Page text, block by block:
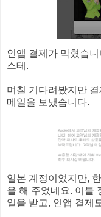
인앱 결제가 막혔습
스테.
며칠 기다려봤지만
메일을 보냈습니다.
일본 계정이었지만,
을 해 주었네요. 이틀
일을 받고, 인앱 결제